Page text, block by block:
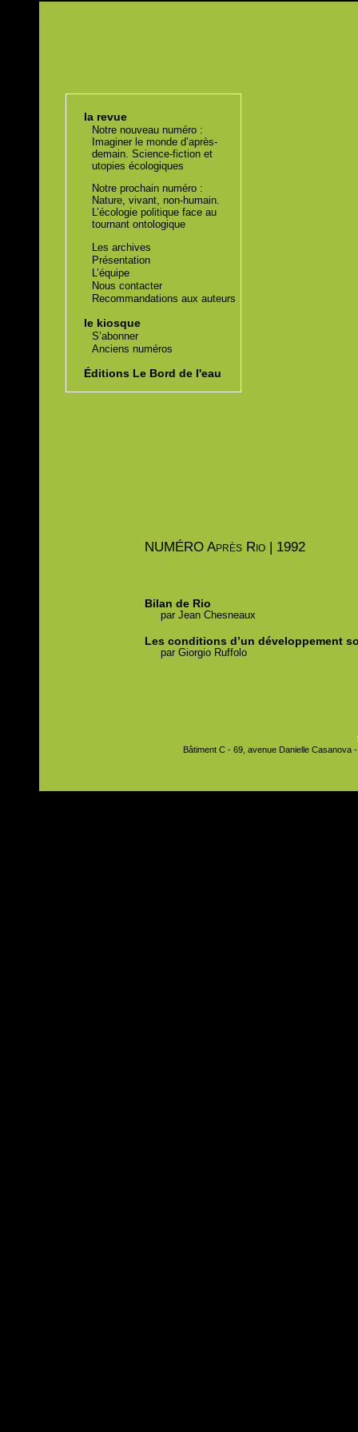
la revue
Notre nouveau numéro :
Imaginer le monde d’après-
demain. Science-fiction et
utopies écologiques
Notre prochain numéro :
Nature, vivant, non-humain.
L’écologie politique face au
tournant ontologique
Les archives
Présentation
L’équipe
Nous contacter
Recommandations aux auteurs
le kiosque
S’abonner
Anciens numéros
Éditions Le Bord de l'eau
NUMÉROAprès Rio | 1992
Bilan de Rio
parJean Chesneaux
Les conditions d’un développement
parGiorgio Ruffolo
Bâtiment C - 69, avenue Danielle